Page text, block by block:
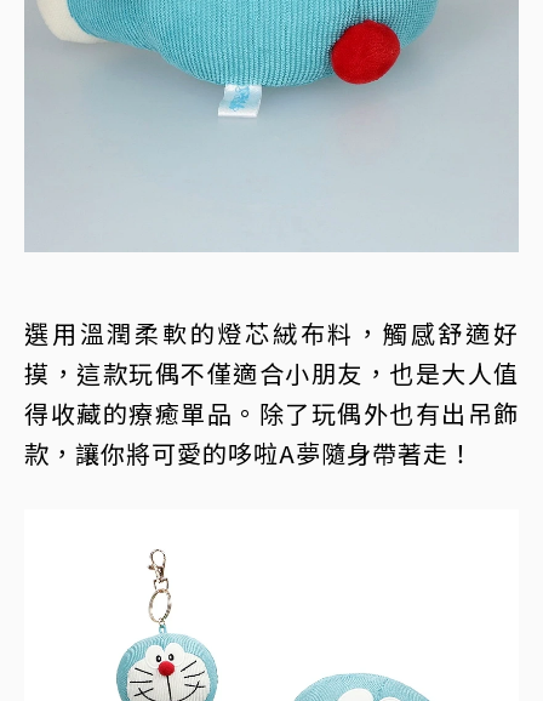
選用溫潤柔軟的燈芯絨布料，觸感舒適好
摸，這款玩偶不僅適合小朋友，也是大人值
得收藏的療癒單品。除了玩偶外也有出吊飾
款，讓你將可愛的哆啦A夢隨身帶著走！